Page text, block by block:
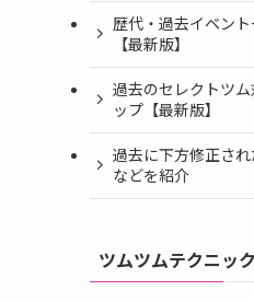
歴代・過去イベン
【最新版】
過去のセレクトツ
ップ【最新版】
過去に下方修正さ
などを紹介
ツムツムテクニック